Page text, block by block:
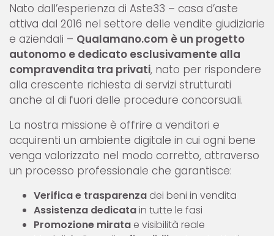
Nato dall’esperienza di Aste33 – casa d’aste
attiva dal 2016 nel settore delle vendite giudiziarie
e aziendali – Qualamano.com è un progetto
autonomo e dedicato esclusivamente alla
compravendita tra privati, nato per rispondere
alla crescente richiesta di servizi strutturati
anche al di fuori delle procedure concorsuali.
La nostra missione è offrire a venditori e
acquirenti un ambiente digitale in cui ogni bene
venga valorizzato nel modo corretto, attraverso
un processo professionale che garantisce:
Verifica e trasparenza dei beni in vendita
Assistenza dedicatain tutte le fasi
Promozione mirata e visibilità reale